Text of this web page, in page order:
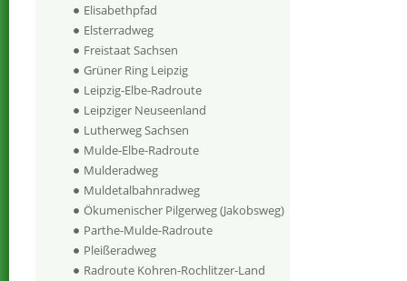
Elisabethpfad
Elsterradweg
Freistaat Sachsen
Grüner Ring Leipzig
Leipzig-Elbe-Radroute
Leipziger Neuseenland
Lutherweg Sachsen
Mulde-Elbe-Radroute
Mulderadweg
Muldetalbahnradweg
Ökumenischer Pilgerweg (Jakobsweg)
Parthe-Mulde-Radroute
Pleißeradweg
Radroute Kohren-Rochlitzer-Land